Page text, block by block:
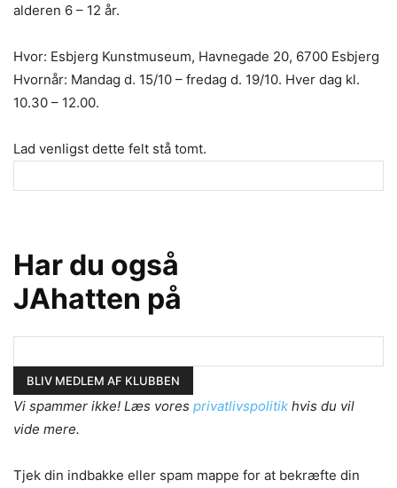
alderen 6 – 12 år.
Hvor: Esbjerg Kunstmuseum, Havnegade 20, 6700 Esbjerg
Hvornår: Mandag d. 15/10 – fredag d. 19/10. Hver dag kl.
10.30 – 12.00.
Lad venligst dette felt stå tomt.
Har du også
JAhatten på
Vi spammer ikke! Læs vores privatlivspolitik hvis du vil
vide mere.
Tjek din indbakke eller spam mappe for at bekræfte din